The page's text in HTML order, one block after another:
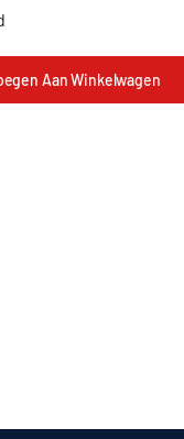
Aan Winkelwagen